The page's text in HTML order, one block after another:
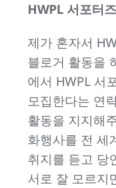
HWPL 서포터
제가 혼자서
블로거 활동을
에서 HWPL 서
모집한다는 연
활동을 지지해
화행사를 전 세
취지를 듣고 당
서로 잘 모르지